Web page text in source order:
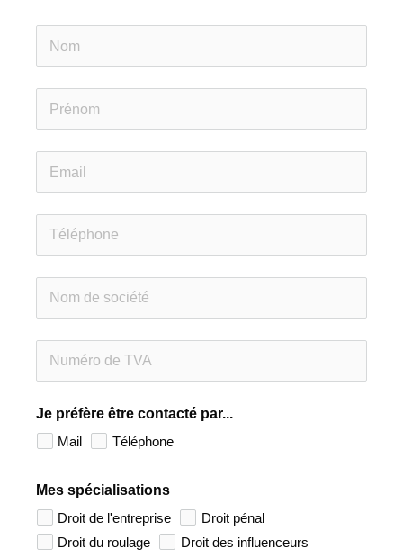
Je préfère être contacté par...
Mail
Téléphone
Mes spécialisations
Droit de l'entreprise
Droit pénal
Droit du roulage
Droit des influenceurs